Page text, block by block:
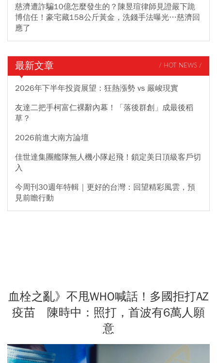
慈濟遭詐騙10億怎麼發生的？陳昱瑄律師見證嚴下跪
博信任！豪宅藏158公斤黃金，洗錢手法曝光…慈濟回
應了
最新文章 / HOT NEWS /
2026年下半年投資展望：狂熱漲勢 vs 嚴峻現實
友達二把手柯富仁裸辭內幕！「落後群創」成最後稻
草？
2026前進大南方論壇
佳世達集團艦隊無人機小隊起飛！鎖定美日頂級客戶切
入
今周刊30週年特輯｜更好的台灣：回望精彩風雲，預
見前瞻行動
血栓之亂》不甩WHO喊話！多國拒打AZ
疫苗 陳時中：照打，首波有6萬人願
意